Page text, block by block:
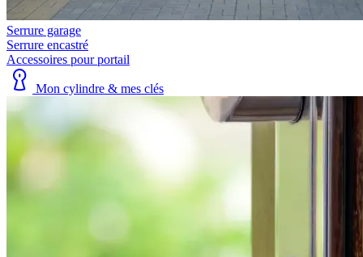
Serrure garage
Serrure encastré
Accessoires pour portail
Mon cylindre & mes clés